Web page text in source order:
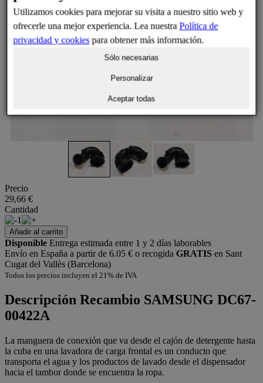
Precio
29,66 €
Cantidad
1
Añadir al carrito
Disponible Entrega estimada entre 1 y 2 días laborables
Envío en España a partir de 6.05 € o recogida GRATIS en Sant
Cugat del Vallès (Barcelona)
Todos los precios incluyen el 21% de IVA
Descripción Recambio SAMSUNG DC67-
00422A
La manguera de conexión que va desde el cajón de detergente hasta
la cuba en una lavadora de carga frontal es un conducto que
transporta el agua y los productos de lavado desde el dispensador
hacia el tambor donde se encuentra la ropa.
Utilizamos cookies para mejorar su visita a nuestro sitio web y
ofrecerle una mejor experiencia. Lea nuestra Política de
privacidad y cookiespara obtener más información.
Sólo necesarias
Personalizar
Aceptar todas